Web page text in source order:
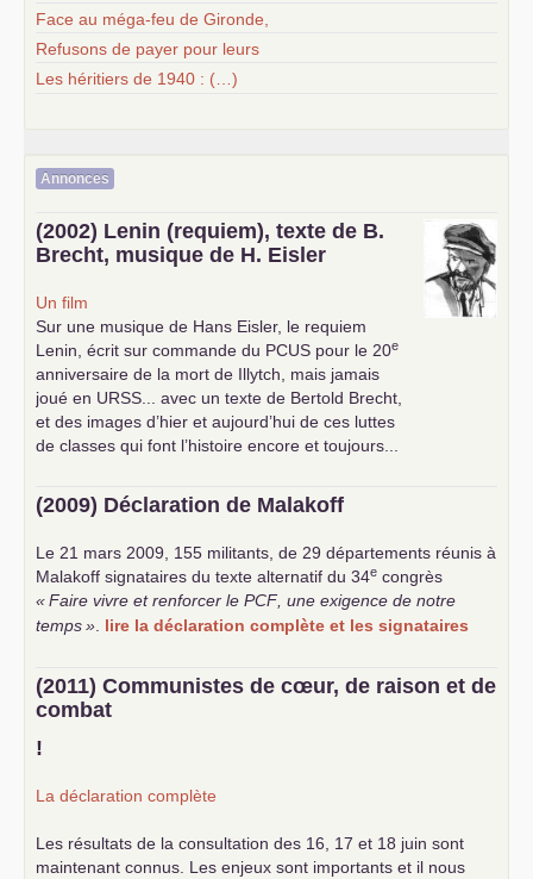
Face au méga-feu de Gironde,
Refusons de payer pour leurs
Les héritiers de 1940 : (…)
Annonces
(2002) Lenin (requiem), texte de B.
Brecht, musique de H. Eisler
Un film
Sur une musique de Hans Eisler, le requiem
Lenin, écrit sur commande du PCUS pour le 20e
anniversaire de la mort de Illytch, mais jamais
joué en URSS ... avec un texte de Bertold Brecht,
et des images d’hier et aujourd’hui de ces luttes
de classes qui font l’histoire encore et toujours...
(2009) Déclaration de Malakoff
Le 21 mars 2009, 155 militants, de 29 départements réunis à
Malakoff signataires du texte alternatif du 34e congrès
«Faire vivre et renforcer le PCF , une exigence de notre
temps» lire la déclaration complète et les signataires
(2011) Communistes de cœur, de raison et de
combat
!
La déclaration complète
Les résultats de la consultation des 16, 17 et 18 juin sont
maintenant connus. Les enjeux sont importants et il nous